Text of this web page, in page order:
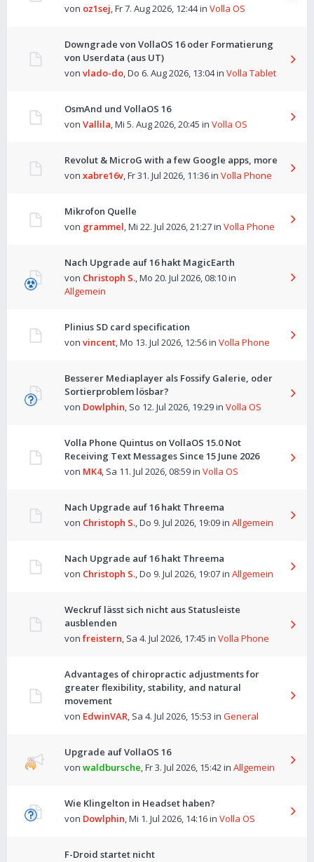
von oz1sej,Fr 7. Aug 2026, 12:44in Volla OS
Downgrade von VollaOS 16 oder Formatierung
von Userdata (aus UT)
von vlado-do,Do 6. Aug 2026, 13:04in Volla Tablet
OsmAnd und VollaOS 16
von Vallila,Mi 5. Aug 2026, 20:45 in Volla OS
Revolut & MicroG with a few Google apps, more
von xabre16v,Fr 31. Jul 2026, 11:36in Volla Phone
Mikrofon Quelle
von grammel,Mi 22. Jul 2026, 21:27in Volla Phone
Nach Upgrade auf 16 hakt MagicEarth
von Christoph S.,Mo 20. Jul 2026, 08:10in
Allgemein
Plinius SD card specification
von vincent,Mo 13. Jul 2026, 12:56in Volla Phone
Besserer Mediaplayer als Fossify Galerie, oder
Sortierproblem lösbar?
von Dowlphin, So 12. Jul 2026, 19:29in Volla OS
Volla Phone Quintus on VollaOS 15.0 Not
Receiving Text Messages Since 15 June 2026
von MK4, Sa 11. Jul 2026, 08:59in Volla OS
Nach Upgrade auf 16 hakt Threema
von Christoph S.,Do 9. Jul 2026, 19:09in Allgemein
Nach Upgrade auf 16 hakt Threema
von Christoph S.,Do 9. Jul 2026, 19:07in Allgemein
Weckruf lässt sich nicht aus Statusleiste
ausblenden
von freistern, Sa 4. Jul 2026, 17:45 in Volla Phone
Advantages of chiropractic adjustments for
greater flexibility, stability, and natural
movement
von EdwinVAR, Sa 4. Jul 2026, 15:53 in General
Upgrade auf VollaOS 16
von waldbursche,Fr 3. Jul 2026, 15:42in Allgemein
Wie Klingelton in Headset haben?
von Dowlphin,Mi 1. Jul 2026, 14:16in Volla OS
F-Droid startet nicht